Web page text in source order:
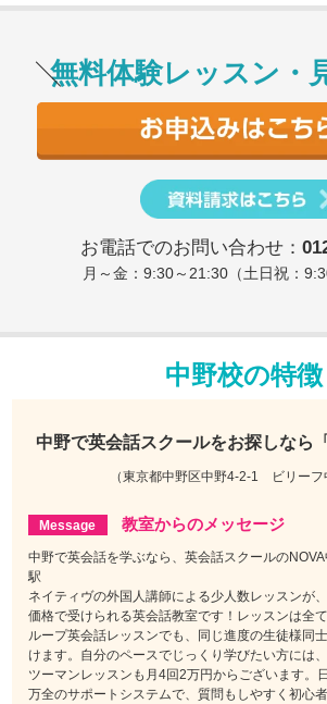
無料体験レッスン・
お電話でのお問い合わせ：
月～金：9:30～21:30（土日祝：
中野校の特徴
中野で英会話スクールをお探しなら
（東京都中野区中野4-2-1 ビリーフ
教室からのメッセージ
中野で英会話を学ぶなら、英会話スクールの
駅
ネイティヴの外国人講師による少人数レッスンが
価格で受けられる英会話教室です！レッスンは全
ループ英会話レッスンでも、同じ進度の生徒様同
けます。自分のペースでじっくり学びたい方には
ツーマンレッスンも月4回2万円からございます。
万全のサポートシステムで、質問もしやすく初心